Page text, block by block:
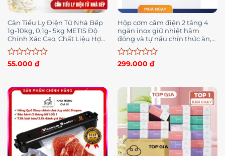
Cân Tiểu Ly Điện Tử Nhà Bếp
1g-10kg, 0,1g- 5kg METIS Độ
Chính Xác Cao, Chất Liệu Hợp
Kim Thép Bền Bỉ Tặng Kèm 2
pin
Được
0
5
sao
55.000 ₫
Hộp cơm cắm điện 2 tầng 4
ngăn inox giữ nhiệt hâm
đóng và tự nấu chín thức ăn,
Cà Men Đựng Cơm Đi Làm.
New – HC2
Được
0
sao
299.000 ₫